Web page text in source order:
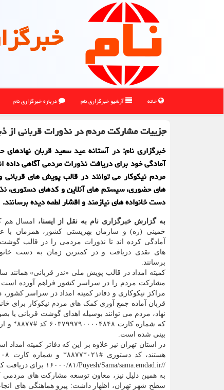
خانه آرشیو خبرگزاری نام درباره خبرگزاری نام
جزییات مشارکت مردم در نذورات قربانی از
خبرگزاری نام: در آستانه عید سعید قربان نهادهای
آمادگی خود برای دریافت نذورات مردمی آگاهی داده
مردم نیکوکار می توانند در قالب پویش های قربانی
های حضوری، سیستم های آنلاین و کدهای دستوری،
دست خانواده های نیازمند و اقشار لطمه دیده برسانند.
به گزارش خبرگزاری نام به نقل از ایسنا،
امسال هم
خمینی (ره) و سازمان بهزیستی کشور، همزمان با
آمادگی کرده اند تا نذورات مردمی را در قالب
های نقدی دریافت و در کمترین زمان به دست
برسانند.
کمیته امداد در قالب پویش ملی «نذر قربانی» همانند
مشارکت مردم را در سراسر کشور فراهم آورده است
مراکز نیکوکاری و دفاتر کمیته امداد در سراسر کشور،
قربان آماده جمع آوری کمک های مردم نیکوکار برای
نهاد، مردم می توانند بوسیله اهدای گوشت قربانی
بینی شده است.
در استان تهران نیز علاوه بر این که دفاتر کمیته
‏/‏/sama.emdad.ir‏/Sama‏/Puyesh‏/۸۱‏/۱۶۰۰۰ برای دریافت کمک های مردمی در چالش نذر قربانی درنظر گرفته شده است.
به همین دلیل نیز، معاون توسعه مشارکت های مردمی
سطح شهر تهران، اظهار داشت: پیرو هماهنگی های